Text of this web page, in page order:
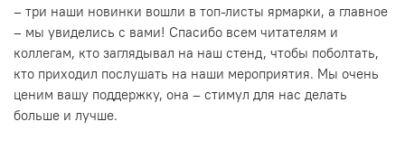
– три наши новинки вошли в топ-листы ярмарки, а главное
– мы увиделись с вами! Спасибо всем читателям и
коллегам, кто заглядывал на наш стенд, чтобы поболтать,
кто приходил послушать на наши мероприятия. Мы очень
ценим вашу поддержку, она – стимул для нас делать
больше и лучше.